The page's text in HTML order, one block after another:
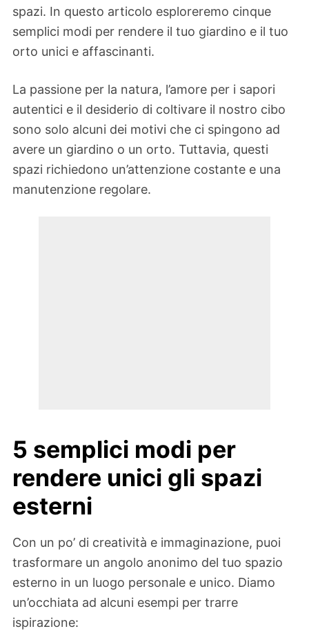
spazi. In questo articolo esploreremo cinque
semplici modi per rendere il tuo giardino e il tuo
orto unici e affascinanti.
La passione per la natura, l’amore per i sapori
autentici e il desiderio di coltivare il nostro cibo
sono solo alcuni dei motivi che ci spingono ad
avere un giardino o un orto. Tuttavia, questi
spazi richiedono un’attenzione costante e una
manutenzione regolare.
5 semplici modi per
rendere unici gli spazi
esterni
Con un po’ di creatività e immaginazione, puoi
trasformare un angolo anonimo del tuo spazio
esterno in un luogo personale e unico. Diamo
un’occhiata ad alcuni esempi per trarre
ispirazione: